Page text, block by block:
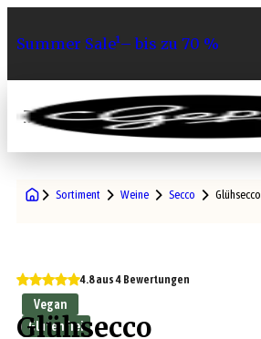
Summer Sale¹– bis zu 70 %
Sortiment Weine Secco Glühsecco
Vegan
Glutenfrei
4.8 aus 4 Bewertungen
Glühsecco